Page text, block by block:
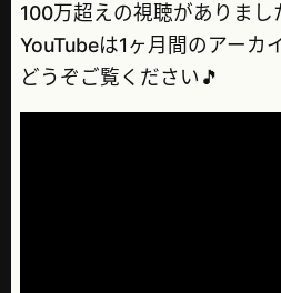
100万超えの視聴がありまし
YouTubeは1ヶ月間のアーカ
どうぞご覧ください🎵